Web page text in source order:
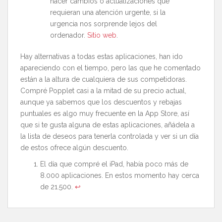
requieran una atención urgente, si la
urgencia nos sorprende lejos del
ordenador. Sitio web
Hay alternativas a todas estas aplicaciones, han ido
apareciendo con el tiempo, pero las que he comentado
están a la altura de cualquiera de sus competidoras.
Compré Popplet casi a la mitad de su precio actual,
aunque ya sabemos que los descuentos y rebajas
puntuales es algo muy frecuente en la App Store, así
que si te gusta alguna de estas aplicaciones, añádela a
la lista de deseos para tenerla controlada y ver si un día
de estos ofrece algún descuento.
El día que compré el iPad, había poco más de
8.000 aplicaciones. En estos momento hay cerca
de 21.500. ↩